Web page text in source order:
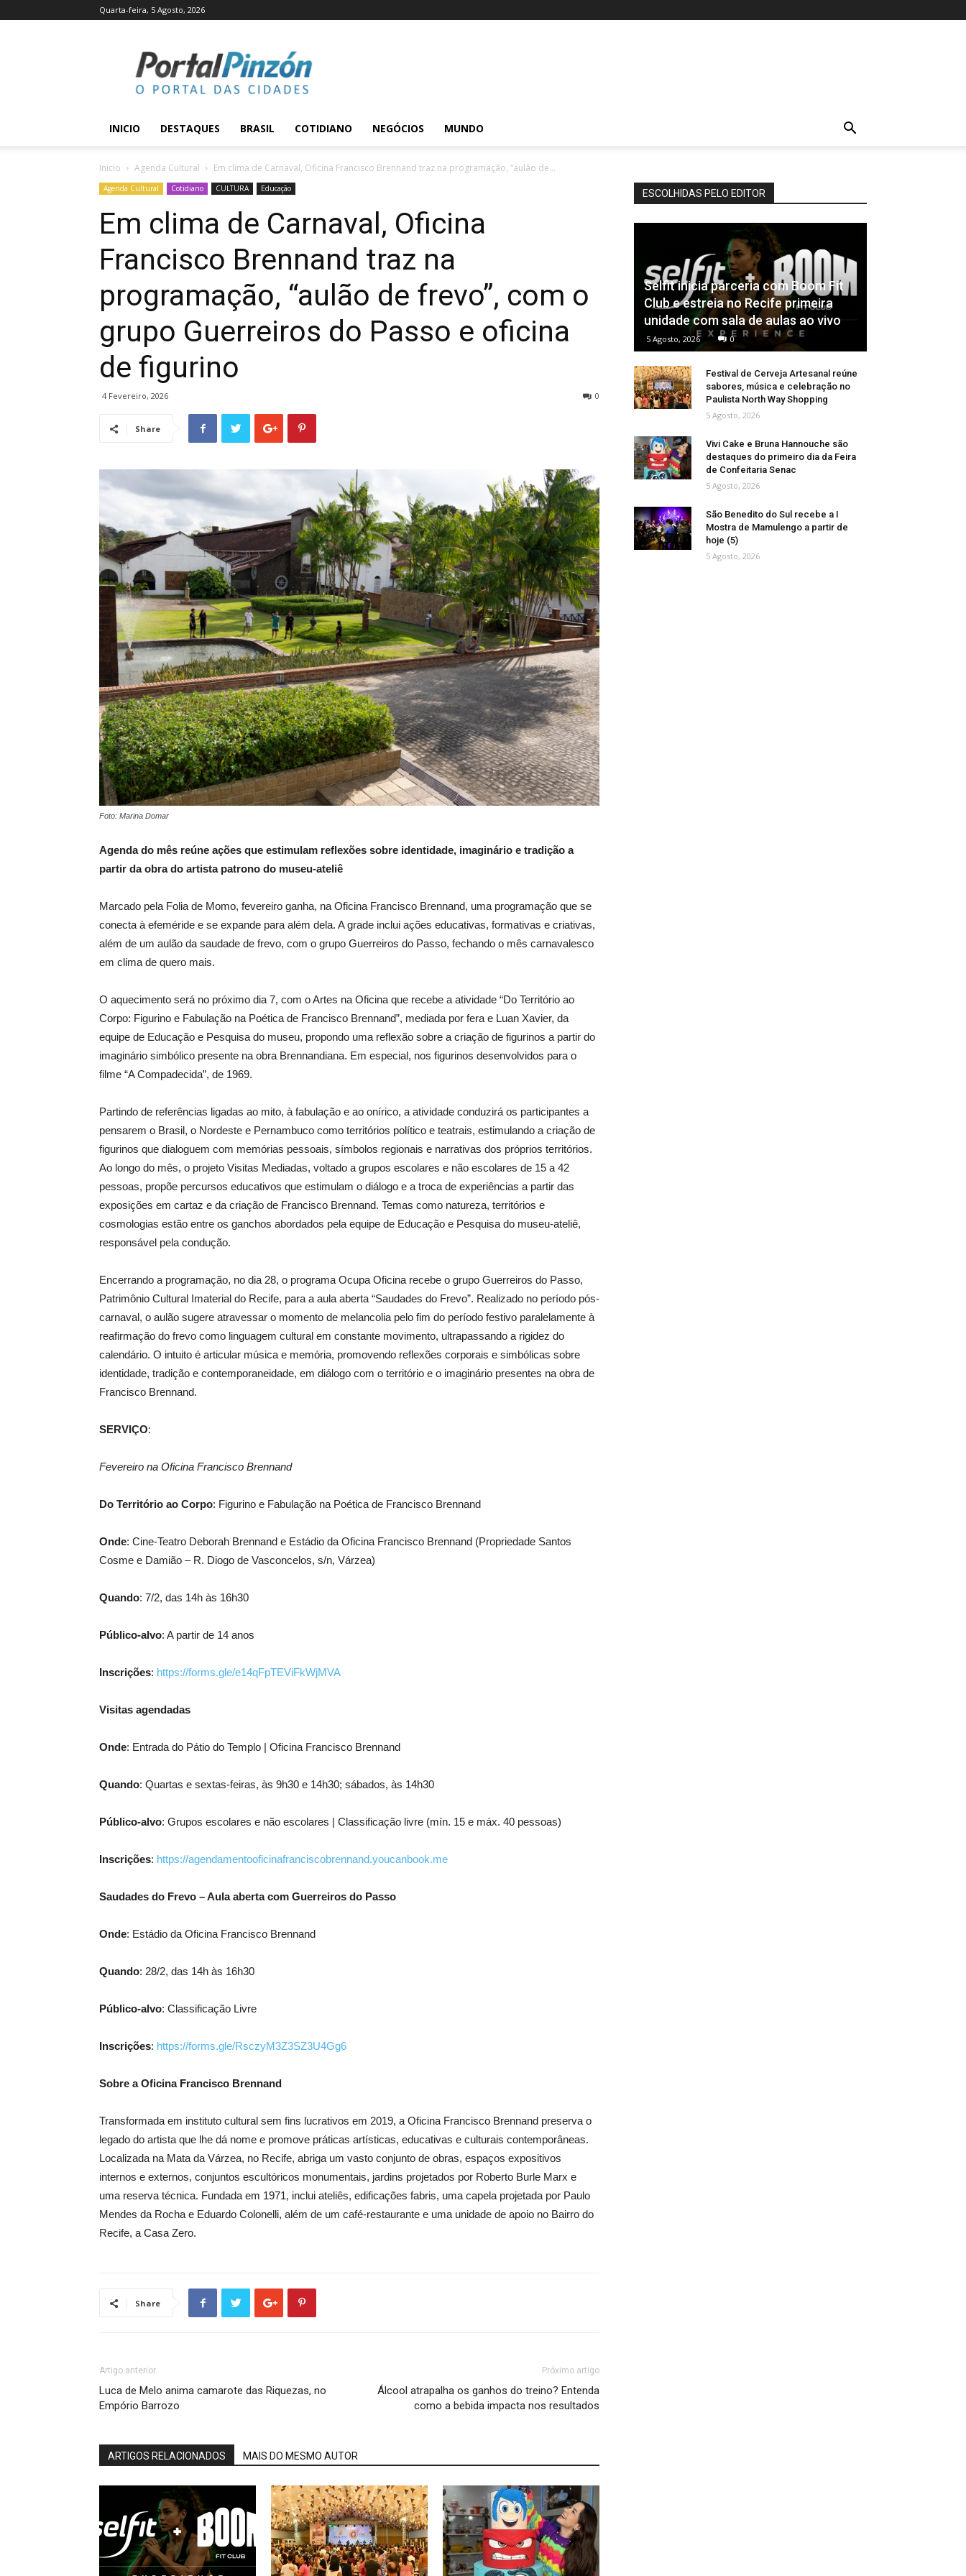
Quarta-feira, 5 Agosto, 2026
Pinzón
INICIO DESTAQUES BRASIL COTIDIANO NEGÓCIOS MUNDO
Inicio Agenda Cultural Em clima de Carnaval, Oficina Francisco Brennand traz na programação, “aulão de...
Agenda Cultural Cotidiano CULTURA Educação
Em clima de Carnaval, Oficina
Francisco Brennand traz na
programação, “aulão de frevo”, com o
grupo Guerreiros do Passo e oficina
de figurino
4 Fevereiro, 2026 0
Share
Foto: Marina Domar
Agenda do mês reúne ações que estimulam reflexões sobre identidade, imaginário e tradição a
partir da obra do artista patrono do museu-ateliê
Marcado pela Folia de Momo, fevereiro ganha, na Oficina Francisco Brennand, uma programação que se
conecta à efeméride e se expande para além dela. A grade inclui ações educativas, formativas e criativas,
além de um aulão da saudade de frevo, com o grupo Guerreiros do Passo, fechando o mês carnavalesco
em clima de quero mais.
O aquecimento será no próximo dia 7, com o Artes na Oficina que recebe a atividade “Do Território ao
Corpo: Figurino e Fabulação na Poética de Francisco Brennand”, mediada por fera e Luan Xavier, da
equipe de Educação e Pesquisa do museu, propondo uma reflexão sobre a criação de figurinos a partir do
imaginário simbólico presente na obra Brennandiana. Em especial, nos figurinos desenvolvidos para o
filme “A Compadecida”, de 1969.
Partindo de referências ligadas ao mito, à fabulação e ao onírico, a atividade conduzirá os participantes a
pensarem o Brasil, o Nordeste e Pernambuco como territórios político e teatrais, estimulando a criação de
figurinos que dialoguem com memórias pessoais, símbolos regionais e narrativas dos próprios territórios.
Ao longo do mês, o projeto Visitas Mediadas, voltado a grupos escolares e não escolares de 15 a 42
pessoas, propõe percursos educativos que estimulam o diálogo e a troca de experiências a partir das
exposições em cartaz e da criação de Francisco Brennand. Temas como natureza, territórios e
cosmologias estão entre os ganchos abordados pela equipe de Educação e Pesquisa do museu-ateliê,
responsável pela condução.
Encerrando a programação, no dia 28, o programa Ocupa Oficina recebe o grupo Guerreiros do Passo,
Patrimônio Cultural Imaterial do Recife, para a aula aberta “Saudades do Frevo”. Realizado no período pós-
carnaval, o aulão sugere atravessar o momento de melancolia pelo fim do período festivo paralelamente à
reafirmação do frevo como linguagem cultural em constante movimento, ultrapassando a rigidez do
calendário. O intuito é articular música e memória, promovendo reflexões corporais e simbólicas sobre
identidade, tradição e contemporaneidade, em diálogo com o território e o imaginário presentes na obra de
Francisco Brennand.
SERVIÇO:
Fevereiro na Oficina Francisco Brennand
Do Território ao Corpo: Figurino e Fabulação na Poética de Francisco Brennand
Onde: Cine-Teatro Deborah Brennand e Estádio da Oficina Francisco Brennand (Propriedade Santos
Cosme e Damião – R. Diogo de Vasconcelos, s/n, Várzea)
Quando: 7/2, das 14h às 16h30
Público-alvo: A partir de 14 anos
Inscrições: https://forms.gle/e14qFpTEViFkWjMVA
Visitas agendadas
Onde: Entrada do Pátio do Templo | Oficina Francisco Brennand
Quando: Quartas e sextas-feiras, às 9h30 e 14h30; sábados, às 14h30
Público-alvo: Grupos escolares e não escolares | Classificação livre (mín. 15 e máx. 40 pessoas)
Inscrições: https://agendamentooficinafranciscobrennand.youcanbook.me
Saudades do Frevo – Aula aberta com Guerreiros do Passo
Onde: Estádio da Oficina Francisco Brennand
Quando: 28/2, das 14h às 16h30
Público-alvo: Classificação Livre
Inscrições: https://forms.gle/RsczyM3Z3SZ3U4Gg6
Sobre a Oficina Francisco Brennand
Transformada em instituto cultural sem fins lucrativos em 2019, a Oficina Francisco Brennand preserva o
legado do artista que lhe dá nome e promove práticas artísticas, educativas e culturais contemporâneas.
Localizada na Mata da Várzea, no Recife, abriga um vasto conjunto de obras, espaços expositivos
internos e externos, conjuntos escultóricos monumentais, jardins projetados por Roberto Burle Marx e
uma reserva técnica. Fundada em 1971, inclui ateliês, edificações fabris, uma capela projetada por Paulo
Mendes da Rocha e Eduardo Colonelli, além de um café-restaurante e uma unidade de apoio no Bairro do
Recife, a Casa Zero.
Share
Artigo anterior
Luca de Melo anima camarote das Riquezas, no
Empório Barrozo
Próximo artigo
Álcool atrapalha os ganhos do treino? Entenda
como a bebida impacta nos resultados
ARTIGOS RELACIONADOS MAIS DO MESMO AUTOR
ESCOLHIDAS PELO EDITOR
Selfit inicia parceria com Boom Fit
Club e estreia no Recife primeira
unidade com sala de aulas ao vivo
5 Agosto, 2026 0
Festival de Cerveja Artesanal reúne
sabores, música e celebração no
Paulista North Way Shopping
5 Agosto, 2026
Vivi Cake e Bruna Hannouche são
destaques do primeiro dia da Feira
de Confeitaria Senac
5 Agosto, 2026
São Benedito do Sul recebe a I
Mostra de Mamulengo a partir de
hoje (5)
5 Agosto, 2026